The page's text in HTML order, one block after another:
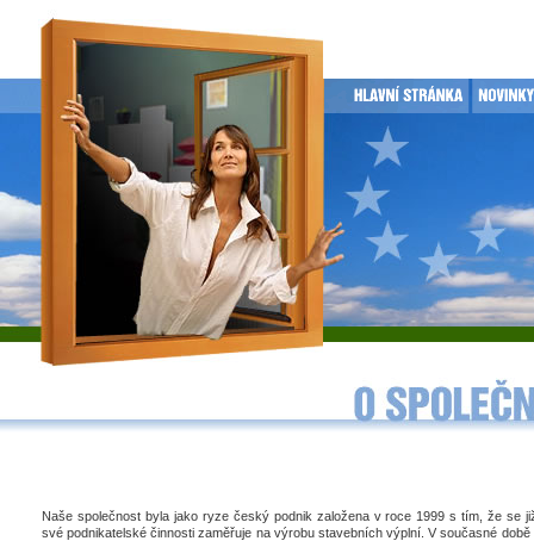
Naše společnost byla jako ryze český podnik založena v roce 1999 s tím, že se
své podnikatelské činnosti zaměřuje na výrobu stavebních výplní. V současné